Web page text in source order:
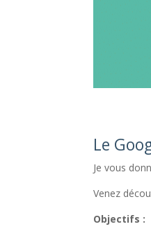
Le
Je vous
Venez
Objectifs :